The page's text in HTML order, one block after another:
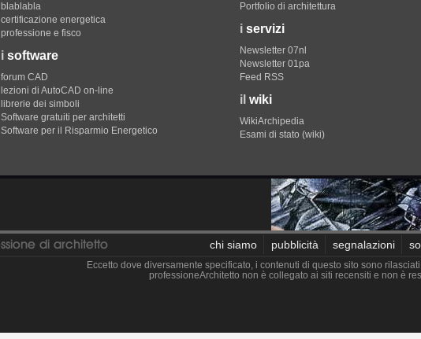
blablabla
certificazione energetica
professione e fisco
i software
forum CAD
lezioni di AutoCAD on-line
librerie dei simboli
Software gratuiti per architetti
Software per il Risparmio Energetico
Portfolio di architettura
i servizi
Newsletter 07nl
Newsletter 01pa
Feed RSS
il wiki
WikiArchipedia
Esami di stato (wiki)
chi siamo pubblicità segnalazioni
Eccetto dove diversamente specificato, i contenuti di questo sito sono rilasciati
professioneArchitetto non è collegato ai siti recensiti e non è